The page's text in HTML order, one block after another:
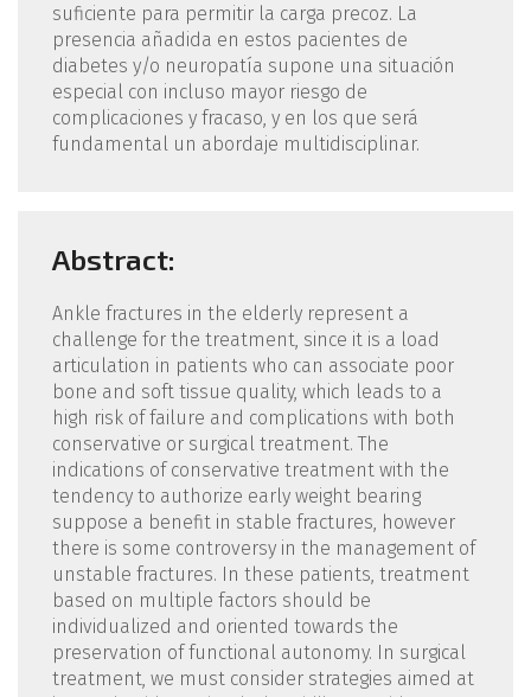
suficiente para permitir la carga precoz. La
presencia añadida en estos pacientes de
diabetes y/o neuropatía supone una situación
especial con incluso mayor riesgo de
complicaciones y fracaso, y en los que será
fundamental un abordaje multidisciplinar.
Abstract:
Ankle fractures in the elderly represent a
challenge for the treatment, since it is a load
articulation in patients who can associate poor
bone and soft tissue quality, which leads to a
high risk of failure and complications with both
conservative or surgical treatment. The
indications of conservative treatment with the
tendency to authorize early weight bearing
suppose a benefit in stable fractures, however
there is some controversy in the management of
unstable fractures. In these patients, treatment
based on multiple factors should be
individualized and oriented towards the
preservation of functional autonomy. In surgical
treatment, we must consider strategies aimed at